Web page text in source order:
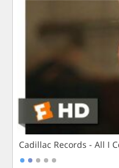
Cadillac Records - All I